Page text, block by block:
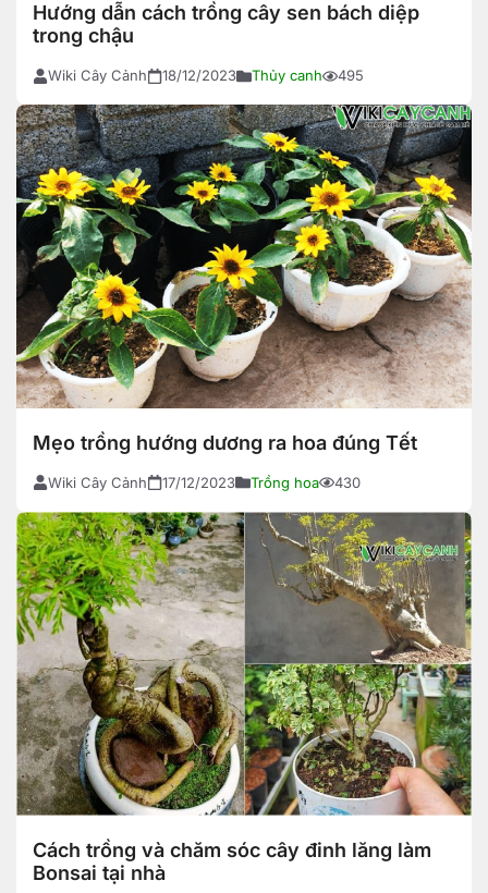
Hướng dẫn cách trồng cây sen bách diệp
trong chậu
Wiki Cây Cảnh 18/12/2023 Thủy canh 495
Mẹo trồng hướng dương ra hoa đúng Tết
Wiki Cây Cảnh 17/12/2023 Trồng hoa 430
Cách trồng và chăm sóc cây đinh lăng làm
Bonsai tại nhà